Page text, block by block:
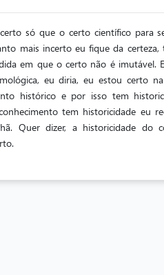
só que o certo científico para
mais incerto eu fique da
em que o certo não é imutável.
eu diria, eu estou certo
histórico e por isso tem
tem historicidade eu
Quer dizer, a historicidade